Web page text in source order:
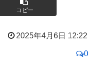
コピー
2025年4月6日 12:22
0